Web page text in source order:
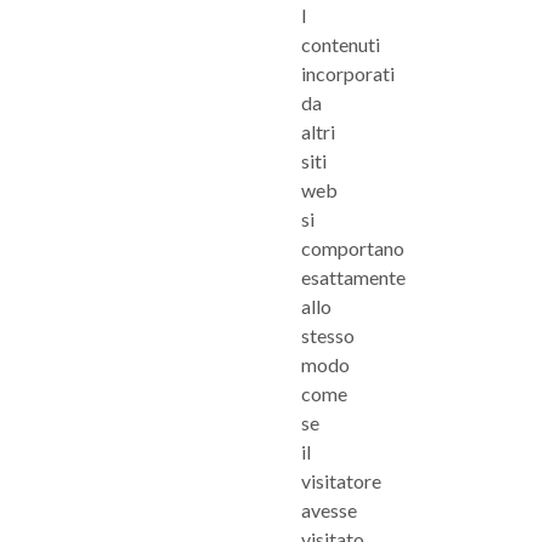
I
contenuti
incorporati
da
altri
siti
web
si
comportano
esattamente
allo
stesso
modo
come
se
il
visitatore
avesse